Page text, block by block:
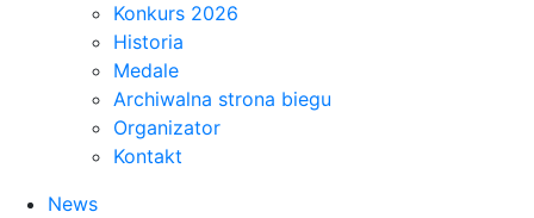
Konkurs 2026
Historia
Medale
Archiwalna strona biegu
Organizator
Kontakt
News